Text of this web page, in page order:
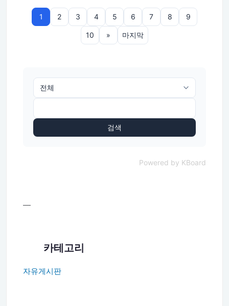
1 2 3 4 5 6 7 8 9
10 » 마지막
검색
Powered by KBoard
—
카테고리
자유게시판